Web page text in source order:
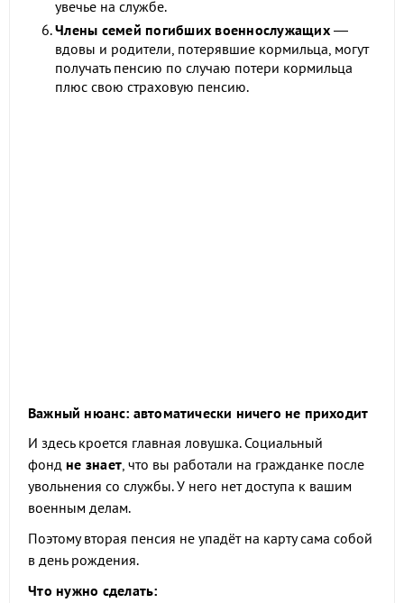
увечье на службе.
Члены семей погибших военнослужащих—
вдовы и родители, потерявшие кормильца, могут
получать пенсию по случаю потери кормильца
плюс свою страховую пенсию.
Важный нюанс: автоматически ничего не приходит
И здесь кроется главная ловушка. Социальный
фонд не знает, что вы работали на гражданке после
увольнения со службы. У него нет доступа к вашим
военным делам.
Поэтому вторая пенсия не упадёт на карту сама собой
в день рождения.
Что нужно сделать: